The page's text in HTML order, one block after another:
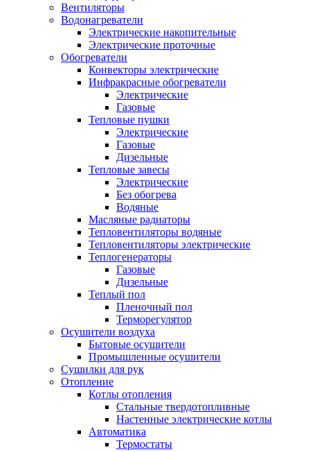
Вентиляторы
Водонагреватели
Электрические накопительные
Электрические проточные
Обогреватели
Конвекторы электрические
Инфракрасные обогреватели
Электрические
Газовые
Тепловые пушки
Электрические
Газовые
Дизельные
Тепловые завесы
Электрические
Без обогрева
Водяные
Масляные радиаторы
Тепловентиляторы водяные
Тепловентиляторы электрические
Теплогенераторы
Газовые
Дизельные
Теплый пол
Пленочный пол
Терморегулятор
Осушители воздуха
Бытовые осушители
Промышленные осушители
Сушилки для рук
Отопление
Котлы отопления
Стальные твердотопливные
Настенные электрические котлы
Автоматика
Термостаты